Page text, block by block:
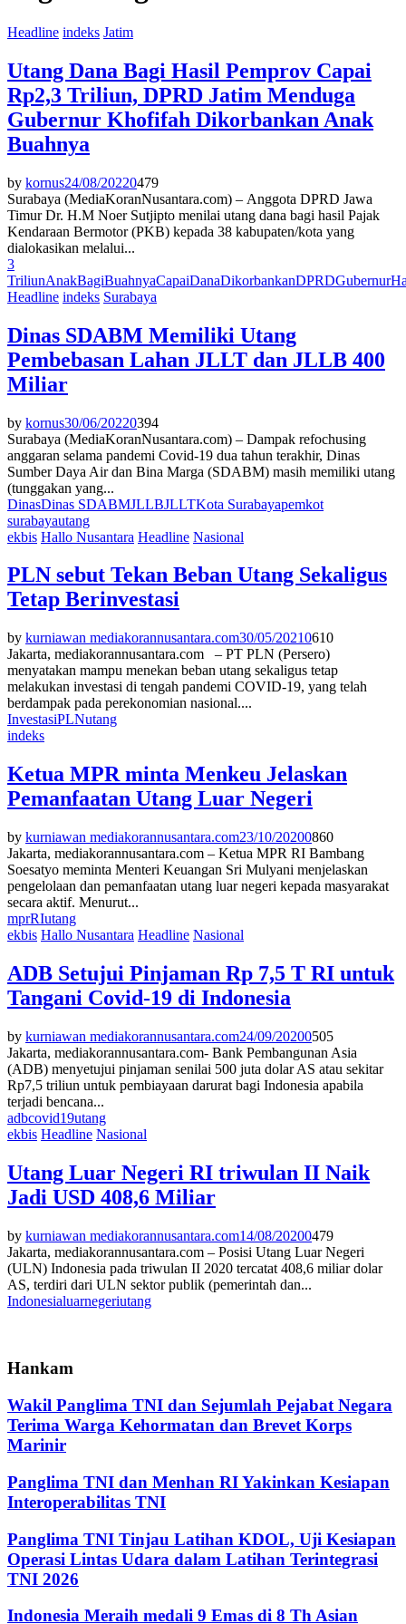
Headline indeks Jatim
Utang Dana Bagi Hasil Pemprov Capai
Rp2,3 Triliun, DPRD Jatim Menduga
Gubernur Khofifah Dikorbankan Anak
Buahnya
by kornus24/08/20220479
Surabaya (MediaKoranNusantara.com) – Anggota DPRD Jawa
Timur Dr. H.M Noer Sutjipto menilai utang dana bagi hasil Pajak
Kendaraan Bermotor (PKB) kepada 38 kabupaten/kota yang
dialokasikan melalui...
3
TriliunAnakBagiBuahnyaCapaiDanaDikorbankanDPRDGubernur
Headline indeks Surabaya
Dinas SDABM Memiliki Utang
Pembebasan Lahan JLLT dan JLLB 400
Miliar
by kornus30/06/20220394
Surabaya (MediaKoranNusantara.com) – Dampak refochusing
anggaran selama pandemi Covid-19 dua tahun terakhir, Dinas
Sumber Daya Air dan Bina Marga (SDABM) masih memiliki utang
(tunggakan yang...
DinasDinas SDABMJLLBJLLTKota Surabayapemkot
surabayautang
ekbis Hallo Nusantara Headline Nasional
PLN sebut Tekan Beban Utang Sekaligus
Tetap Berinvestasi
by kurniawan mediakorannusantara.com30/05/20210610
Jakarta, mediakorannusantara.com – PT PLN (Persero)
menyatakan mampu menekan beban utang sekaligus tetap
melakukan investasi di tengah pandemi COVID-19, yang telah
berdampak pada perekonomian nasional....
InvestasiPLNutang
indeks
Ketua MPR minta Menkeu Jelaskan
Pemanfaatan Utang Luar Negeri
by kurniawan mediakorannusantara.com23/10/20200860
Jakarta, mediakorannusantara.com – Ketua MPR RI Bambang
Soesatyo meminta Menteri Keuangan Sri Mulyani menjelaskan
pengelolaan dan pemanfaatan utang luar negeri kepada masyarakat
secara aktif. Menurut...
mprRIutang
ekbis Hallo Nusantara Headline Nasional
ADB Setujui Pinjaman Rp 7,5 T RI untuk
Tangani Covid-19 di Indonesia
by kurniawan mediakorannusantara.com24/09/20200505
Jakarta, mediakorannusantara.com- Bank Pembangunan Asia
(ADB) menyetujui pinjaman senilai 500 juta dolar AS atau sekitar
Rp7,5 triliun untuk pembiayaan darurat bagi Indonesia apabila
terjadi bencana...
adbcovid19utang
ekbis Headline Nasional
Utang Luar Negeri RI triwulan II Naik
Jadi USD 408,6 Miliar
by kurniawan mediakorannusantara.com14/08/20200479
Jakarta, mediakorannusantara.com – Posisi Utang Luar Negeri
(ULN) Indonesia pada triwulan II 2020 tercatat 408,6 miliar dolar
AS, terdiri dari ULN sektor publik (pemerintah dan...
Indonesialuarnegeriutang
Hankam
Wakil Panglima TNI dan Sejumlah Pejabat Negara
Terima Warga Kehormatan dan Brevet Korps
Marinir
Panglima TNI dan Menhan RI Yakinkan Kesiapan
Interoperabilitas TNI
Panglima TNI Tinjau Latihan KDOL, Uji Kesiapan
Operasi Lintas Udara dalam Latihan Terintegrasi
TNI 2026
Indonesia Meraih medali 9 Emas di 8 Th Asian